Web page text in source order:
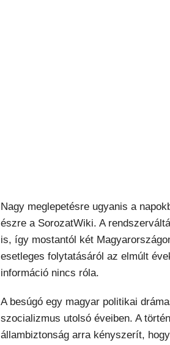
Nagy meglepetésre ugyanis a
észre a SorozatWiki. A
is, így mostantól két
esetleges folytatásáról az elmúlt
információ nincs róla.
A besúgó egy magyar politikai
szocializmus utolsó éveiben. A
állambiztonság arra kényszerít,